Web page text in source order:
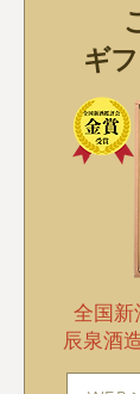
全国新
辰泉酒
ギ